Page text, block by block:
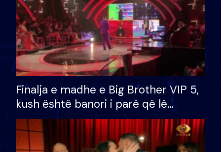
Finalja e madhe e Big Brother VIP 5,
kush është banori i parë që lë
shtëpinë dhe humb mundësinë për
të fituar çmimin e madh